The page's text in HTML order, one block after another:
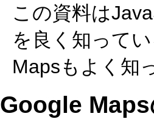
この資料は
を良く知って
Mapsもよく知
Google